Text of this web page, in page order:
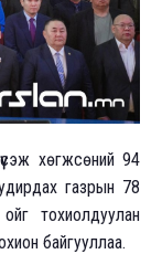
хөгжсөний 94
газрын 78
тохиолдуулан
байгууллаа.